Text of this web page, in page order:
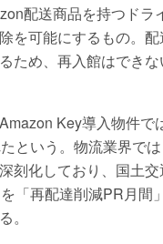
配送商品を持つドラ
を可能にするもの。
ため、再入館はでき
Key導入物件で
という。物流業界で
刻化しており、国土
「再配達削減PR月間
。